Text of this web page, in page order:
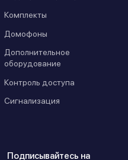
Комплекты
Домофоны
Дополнительное
оборудование
Контроль доступа
Сигнализация
Подписывайтесь на